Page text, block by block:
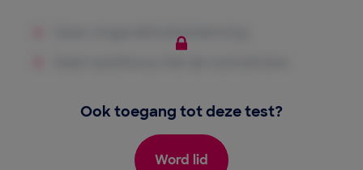
Ook toegang tot deze test?
Word lid